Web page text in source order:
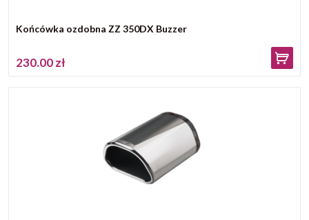
Końcówka ozdobna ZZ 350DX Buzzer
230.00 zł